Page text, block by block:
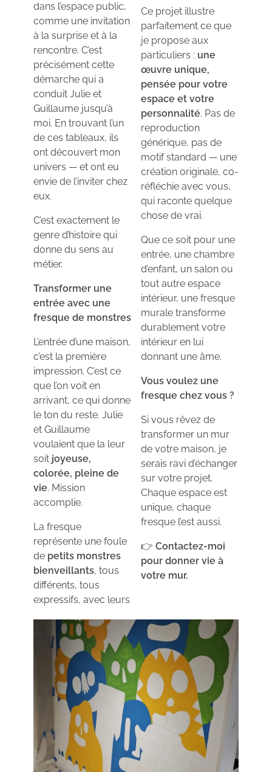
dans l’espace public,
comme une invitation
à la surprise et à la
rencontre. C’est
précisément cette
démarche qui a
conduit Julie et
Guillaume jusqu’à
moi. En trouvant l’un
de ces tableaux, ils
ont découvert mon
univers — et ont eu
envie de l’inviter chez
eux.
C’est exactement le
genre d’histoire qui
donne du sens au
métier.
Transformer une
entrée avec une
fresque de monstres
L’entrée d’une maison,
c’est la première
impression. C’est ce
que l’on voit en
arrivant, ce qui donne
le ton du reste. Julie
et Guillaume
voulaient que la leur
soit joyeuse,
colorée, pleine de
vie. Mission
accomplie.
La fresque
représente une foule
de petits monstres
bienveillants, tous
différents, tous
expressifs, avec leurs
Ce projet illustre
parfaitement ce que
je propose aux
particuliers : une
œuvre unique,
pensée pour votre
espace et votre
personnalité. Pas de
reproduction
générique, pas de
motif standard — une
création originale, co-
réfléchie avec vous,
qui raconte quelque
chose de vrai.
Que ce soit pour une
entrée, une chambre
d’enfant, un salon ou
tout autre espace
intérieur, une fresque
murale transforme
durablement votre
intérieur en lui
donnant une âme.
Vous voulez une
fresque chez vous ?
Si vous rêvez de
transformer un mur
de votre maison, je
serais ravi d’échanger
sur votre projet.
Chaque espace est
unique, chaque
fresque l’est aussi.
👉 Contactez-moi
pour donner vie à
votre mur.